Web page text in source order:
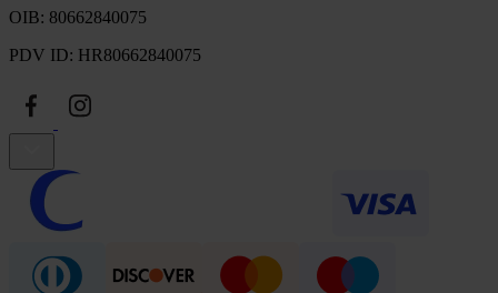
OIB: 80662840075
PDV ID: HR80662840075